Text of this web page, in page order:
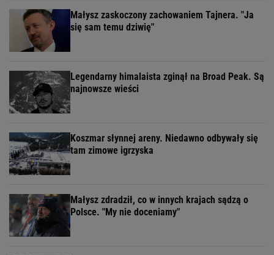
Małysz zaskoczony zachowaniem Tajnera. "Ja
się sam temu dziwię"
Legendarny himalaista zginął na Broad Peak. Są
najnowsze wieści
Koszmar słynnej areny. Niedawno odbywały się
tam zimowe igrzyska
Małysz zdradził, co w innych krajach sądzą o
Polsce. "My nie doceniamy"